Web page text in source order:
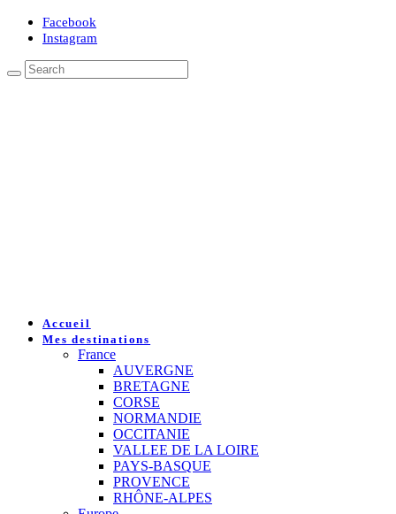
Facebook
Instagram
Accueil
Mes destinations
France
AUVERGNE
BRETAGNE
CORSE
NORMANDIE
OCCITANIE
VALLEE DE LA LOIRE
PAYS-BASQUE
PROVENCE
RHÔNE-ALPES